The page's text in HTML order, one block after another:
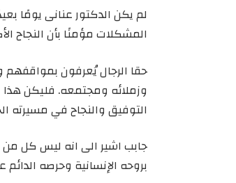
لم يكن الدكتور عنانى يومًا
المشكلات مؤمنًا بأن النجاح
حقا الرجال يُعرفون بمواقفهم
وزملائه ومجتمعه. فليكن هذا
التوفيق والنجاح في مسيرته
جابب اشير الى انه ليس كل من
بروحه الإنسانية وحرصه